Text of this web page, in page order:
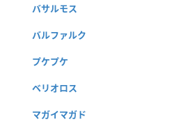
バサルモス
バルファルク
プケプケ
ベリオロス
マガイマガド